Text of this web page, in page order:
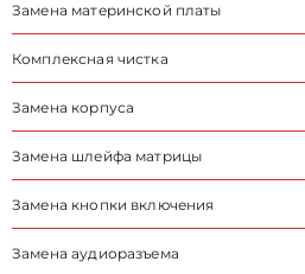
Замена материнской платы
Комплексная чистка
Замена корпуса
Замена шлейфа матрицы
Замена кнопки включения
Замена аудиоразъема